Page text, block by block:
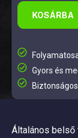
KOSÁRBA
Gyors és
Általános